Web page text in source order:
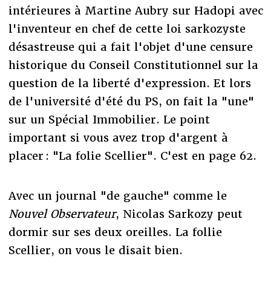
intérieures à Martine Aubry sur Hadopi avec
l'inventeur en chef de cette loi sarkozyste
désastreuse qui a fait l'objet d'une censure
historique du Conseil Constitutionnel sur la
question de la liberté d'expression. Et lors
de l'université d'été du PS, on fait la "une"
sur un Spécial Immobilier. Le point
important si vous avez trop d'argent à
placer : "La folie Scellier". C'est en page 62.
Avec un journal "de gauche" comme le
Nouvel Observateur, Nicolas Sarkozy peut
dormir sur ses deux oreilles. La follie
Scellier, on vous le disait bien.